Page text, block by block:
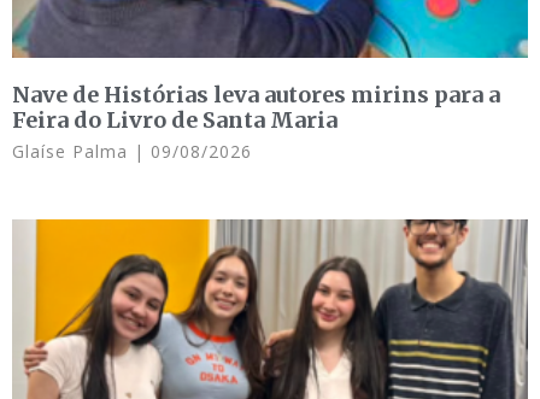
Nave de Histórias leva autores mirins para a
Feira do Livro de Santa Maria
Glaíse Palma 09/08/2026